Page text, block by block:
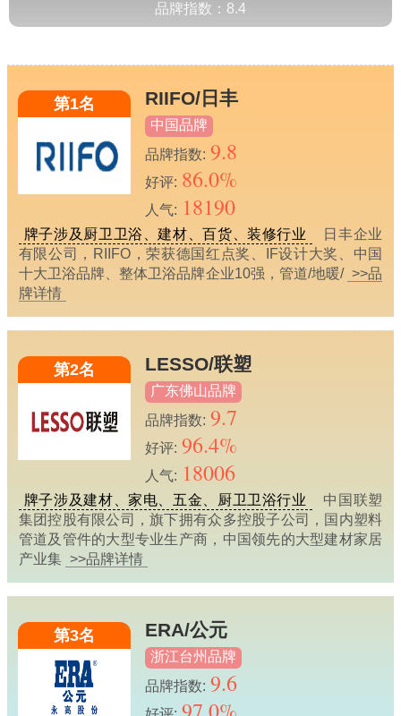
品牌指数： 8.4
第1名 RIIFO/日丰
中国品牌
品牌指数: 9.8
好评: 86.0%
人气: 18190
牌子涉及厨卫卫浴、建材、百货、装修行业
日丰企业
有限公司，RIIFO，荣获德国红点奖、IF设计大奖、中国
十大卫浴品牌、整体卫浴品牌企业10强，管道/地暖/ >>品
牌详情
第2名 LESSO/联塑
广东佛山品牌
品牌指数: 9.7
好评: 96.4%
人气: 18006
牌子涉及建材、家电、五金、厨卫卫浴行业
中国联塑
集团控股有限公司，旗下拥有众多控股子公司，国内塑料
管道及管件的大型专业生产商，中国领先的大型建材家居
产业集 >>品牌详情
第3名 ERA/公元
浙江台州品牌
品牌指数: 9.6